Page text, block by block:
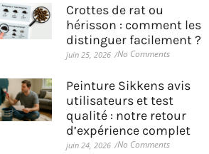
Crottes de rat ou
hérisson : comment les
distinguer facilement ?
juin 25, 2026 /No Comments
Peinture Sikkens avis
utilisateurs et test
qualité : notre retour
d’expérience complet
juin 24, 2026 /No Comments